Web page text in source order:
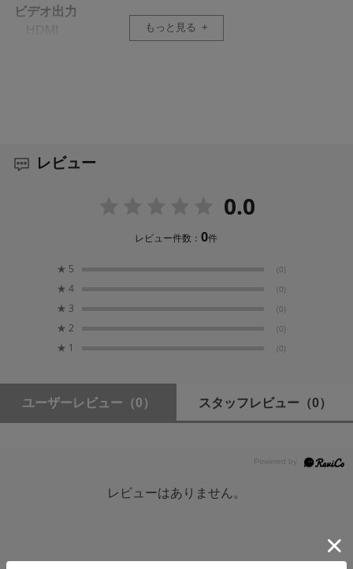
ビデオ出力
1.3インチ
消費電力
4.2 ワット (標準)
-10~40℃
もっと見る
レビュー
0.0
レビュー件数：0件
★ 5 (0)
★ 4 (0)
★ 3 (0)
★ 2 (0)
★ 1 (0)
ユーザーレビュー （0） スタッフレビュー （0）
レビューはありません。